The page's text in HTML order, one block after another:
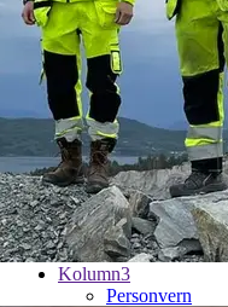
Kolumn1
Forsiden
Kontakt oss
Jobbe hos oss?
Kontosøknad
Massemottak
Kolumn2
Våre
Avdelinger
Miljø og
Privatkunde
Proffkunde
Kolumn3
Personvern